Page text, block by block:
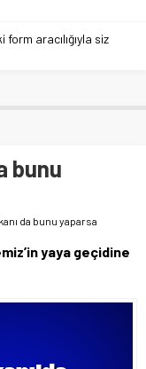
form aracılığıyla siz
bunu
da bunu yaparsa
yaya geçidine